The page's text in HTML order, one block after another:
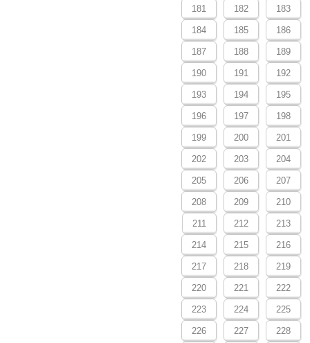
181 182 183
184 185 186
187 188 189
190 191 192
193 194 195
196 197 198
199 200 201
202 203 204
205 206 207
208 209 210
211 212 213
214 215 216
217 218 219
220 221 222
223 224 225
226 227 228